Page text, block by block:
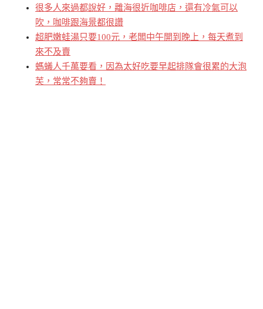
很多人來過都說好，離海很近咖啡店，還有冷氣可以
吹，咖啡跟海景都很讚
超肥嫩蛙湯只要100元，老闆中午開到晚上，每天煮到
來不及賣
螞蟻人千萬要看，因為太好吃要早起排隊會很累的大泡
芙，常常不夠賣！